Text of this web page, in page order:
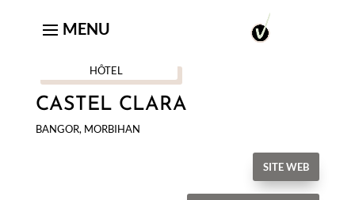
HÔTEL
CASTEL CLARA
BANGOR, MORBIHAN
SITE WEB